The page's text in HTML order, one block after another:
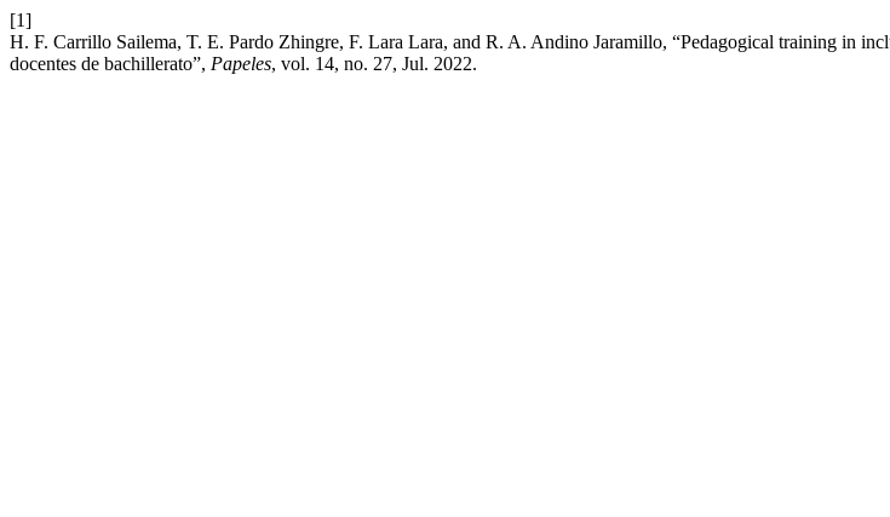
[1]
H. F. Carrillo Sailema, T. E. Pardo Zhingre, F. Lara Lara, and R. A. Andino Jaramillo, “Pedagogical training in
docentes de bachillerato”, Papeles, vol. 14, no. 27, Jul. 2022.